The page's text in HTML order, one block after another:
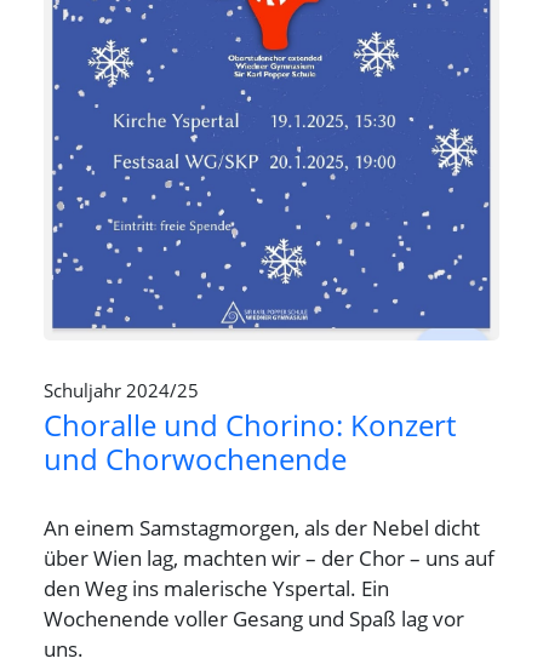
Schuljahr 2024/25
Choralle und Chorino: Konzert
und Chorwochenende
An einem Samstagmorgen, als der Nebel dicht
über Wien lag, machten wir – der Chor – uns auf
den Weg ins malerische Yspertal. Ein
Wochenende voller Gesang und Spaß lag vor
uns.